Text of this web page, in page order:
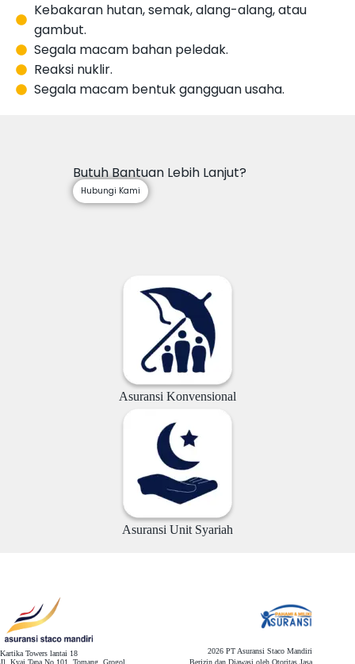
Kebakaran hutan, semak, alang-alang, atau
gambut.
Segala macam bahan peledak.
Reaksi nuklir.
Segala macam bentuk gangguan usaha.
Butuh Bantuan Lebih Lanjut?
Hubungi Kami
Asuransi Konvensional
Asuransi Unit Syariah
Kartika Towers lantai 18
Jl. Kyai Tapa No.101, Tomang, Grogol
2026 PT Asuransi Staco Mandiri
Berizin dan Diawasi oleh Otoritas Jasa